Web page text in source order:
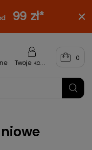
99 zł*
Twoje konto
0